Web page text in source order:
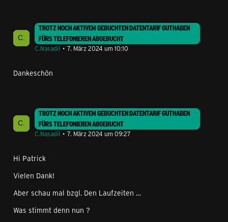
TROTZ NOCH AKTIVEM GEBUCHTEN DATENTARIF GUTHABEN
FÜRS TELEFONIEREN ABGEBUCHT
C.Nasadil
7. März 2024 um 10:10
Dankeschön
TROTZ NOCH AKTIVEM GEBUCHTEN DATENTARIF GUTHABEN
FÜRS TELEFONIEREN ABGEBUCHT
C.Nasadil
7. März 2024 um 09:27
Hi Patrick
Vielen Dank!
Aber schau mal bzgl. Den Laufzeiten …
Was stimmt denn nun ?